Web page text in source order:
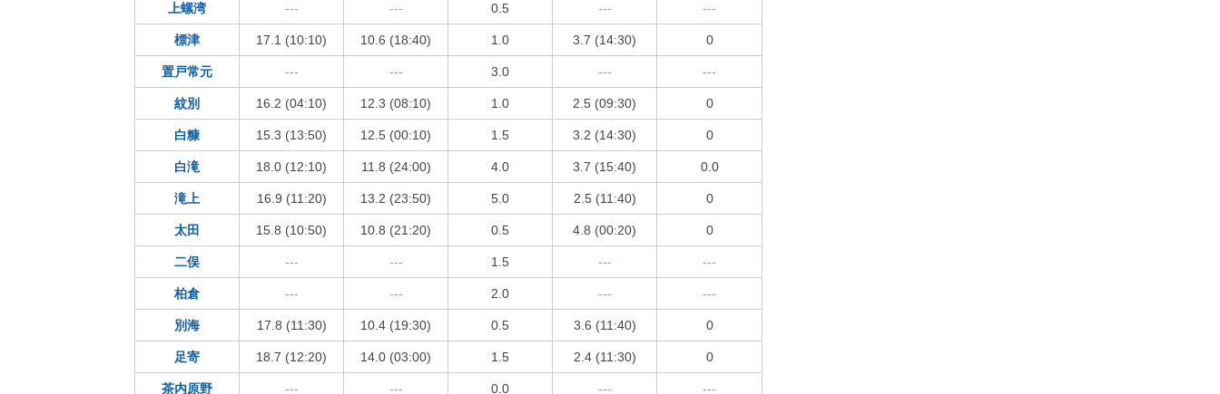
上螺湾 --- --- 0.5 --- ---
標津 17.1 (10:10) 10.6 (18:40) 1.0 3.7 (14:30) 0
置戸常元 --- --- 3.0 --- ---
紋別 16.2 (04:10) 12.3 (08:10) 1.0 2.5 (09:30) 0
白糠 15.3 (13:50) 12.5 (00:10) 1.5 3.2 (14:30) 0
白滝 18.0 (12:10) 11.8 (24:00) 4.0 3.7 (15:40) 0.0
滝上 16.9 (11:20) 13.2 (23:50) 5.0 2.5 (11:40) 0
太田 15.8 (10:50) 10.8 (21:20) 0.5 4.8 (00:20) 0
二俣 --- --- 1.5 --- ---
柏倉 --- --- 2.0 --- ---
別海 17.8 (11:30) 10.4 (19:30) 0.5 3.6 (11:40) 0
足寄 18.7 (12:20) 14.0 (03:00) 1.5 2.4 (11:30) 0
茶内原野 --- --- 0.0 --- ---